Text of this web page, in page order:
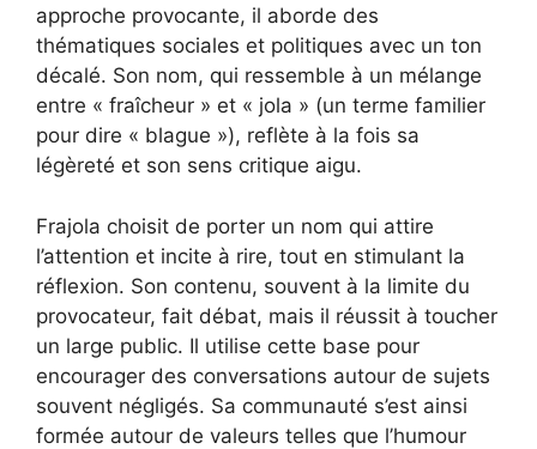
approche provocante, il aborde des
thématiques sociales et politiques avec un ton
décalé. Son nom, qui ressemble à un mélange
entre « fraîcheur » et « jola » (un terme familier
pour dire « blague »), reflète à la fois sa
légèreté et son sens critique aigu.
Frajola choisit de porter un nom qui attire
l’attention et incite à rire, tout en stimulant la
réflexion. Son contenu, souvent à la limite du
provocateur, fait débat, mais il réussit à toucher
un large public. Il utilise cette base pour
encourager des conversations autour de sujets
souvent négligés. Sa communauté s’est ainsi
formée autour de valeurs telles que l’humour